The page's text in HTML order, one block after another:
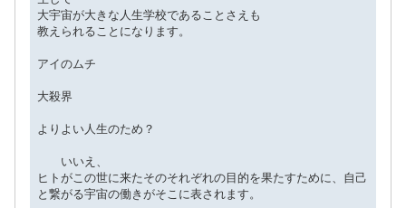
大宇宙が大きな人生学校であることさえも
教えられることになります。
アイのムチ
大殺界
よりよい人生のため？
いいえ、
ヒトがこの世に来たそのそれぞれの目的を果たすために、自己
と繋がる宇宙の働きがそこに表されます。